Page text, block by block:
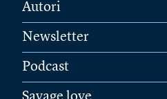
Autori
Newsletter
Podcast